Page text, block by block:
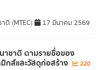
ติ (MTEC) 17 มีนาคม 2569
าชาติ ตามรายชื่อของ
กส์และวัสดุก่อสร้าง
220